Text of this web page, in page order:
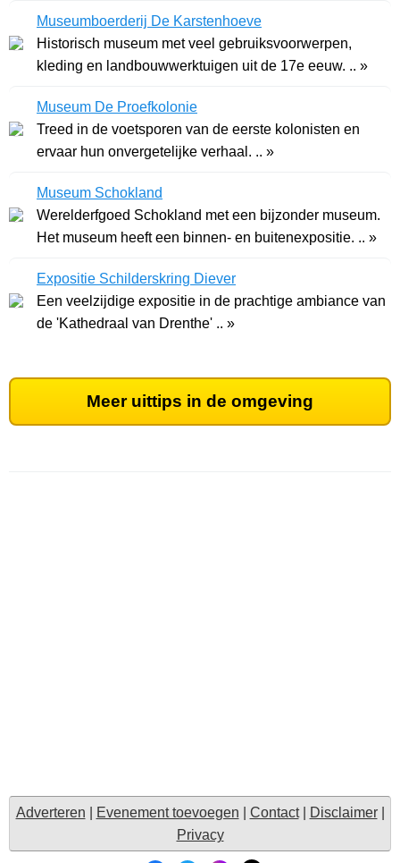
Museumboerderij De Karstenhoeve
Historisch museum met veel gebruiksvoorwerpen,
kleding en landbouwwerktuigen uit de 17e eeuw. .. »
Museum De Proefkolonie
Treed in de voetsporen van de eerste kolonisten en
ervaar hun onvergetelijke verhaal. .. »
Museum Schokland
Werelderfgoed Schokland met een bijzonder museum.
Het museum heeft een binnen- en buitenexpositie. .. »
Expositie Schilderskring Diever
Een veelzijdige expositie in de prachtige ambiance van
de 'Kathedraal van Drenthe' .. »
Meer uittips in de omgeving
Adverteren Evenement toevoegen Contact| Disclaimer|
Privacy